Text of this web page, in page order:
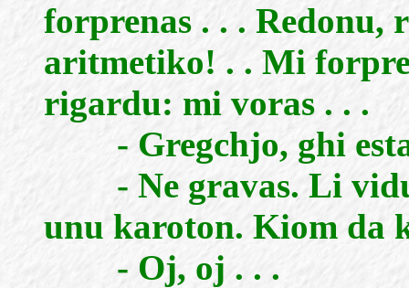
forprenas . . . Redonu,
aritmetiko! . . Mi
rigardu: mi voras . . .
- Gregchjo, ghi
- Ne gravas. Li
unu karoton. Kiom da
- Oj, oj . . .